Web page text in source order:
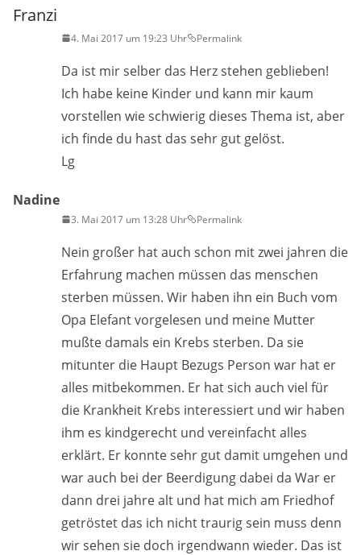
Franzi
4. Mai 2017 um 19:23 Uhr Permalink
Da ist mir selber das Herz stehen geblieben!
Ich habe keine Kinder und kann mir kaum
vorstellen wie schwierig dieses Thema ist, aber
ich finde du hast das sehr gut gelöst.
Lg
Nadine
3. Mai 2017 um 13:28 Uhr Permalink
Nein großer hat auch schon mit zwei jahren die
Erfahrung machen müssen das menschen
sterben müssen. Wir haben ihn ein Buch vom
Opa Elefant vorgelesen und meine Mutter
mußte damals ein Krebs sterben. Da sie
mitunter die Haupt Bezugs Person war hat er
alles mitbekommen. Er hat sich auch viel für
die Krankheit Krebs interessiert und wir haben
ihm es kindgerecht und vereinfacht alles
erklärt. Er konnte sehr gut damit umgehen und
war auch bei der Beerdigung dabei da War er
dann drei jahre alt und hat mich am Friedhof
getröstet das ich nicht traurig sein muss denn
wir sehen sie doch irgendwann wieder. Das ist